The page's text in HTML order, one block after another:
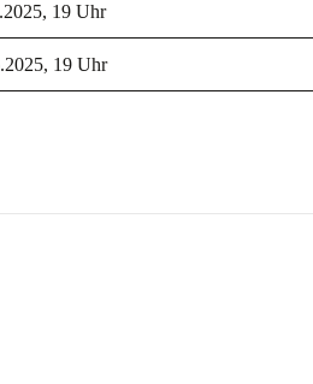
19 Uhr
19 Uhr